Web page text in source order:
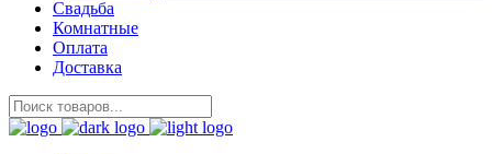
Свадьба
Комнатные
Оплата
Доставка